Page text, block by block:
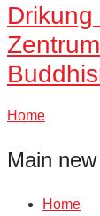
Drikung
Home
Main new
Home